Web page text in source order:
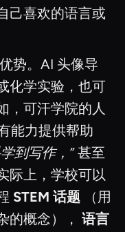
己喜欢的语言或
势。AI 头像导
化学实验，也可
，可汗学院的人
能力提供帮助
到写作，”甚至
际上，学校可以
STEM 话题 （用
的概念）， 语言